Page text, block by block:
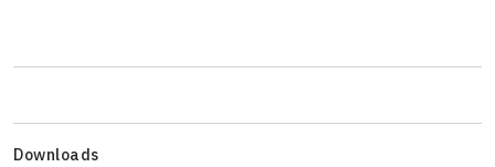
Downloads